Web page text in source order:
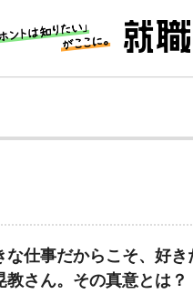
な仕事だからこそ、好
教さん。その真意とは？